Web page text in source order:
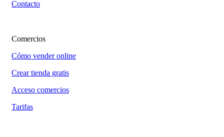
Contacto
Comercios
Cómo vender online
Crear tienda gratis
Acceso comercios
Tarifas